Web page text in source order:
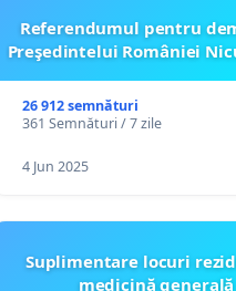
Referendumul pentru
Preşedintelui României
26 912 semnături
361 Semnături / 7 zile
4 Jun 2025
Suplimentare locuri
medicină generală